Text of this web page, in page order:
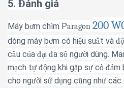
5. Đánh giá
Máy bơm chìm Paragon 200
dòng máy bơm có hiệu suất và độ
cầu của đại đa số người dùng.
mạch tự động khi gặp sự cố đảm
cho người sử dụng cũng như các